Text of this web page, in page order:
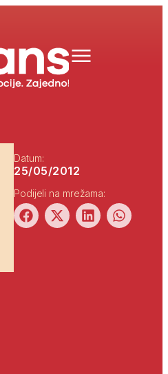
Datum:
25/05/2012
Podijeli na mrežama: